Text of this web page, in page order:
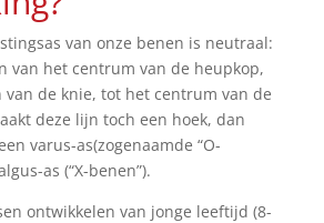
van onze benen is neutraal:
van het centrum van de heupkop,
de knie, tot het centrum van de
deze lijn toch een hoek, dan
varus-as(zogenaamde “O-
as (“X-benen”).
ontwikkelen van jonge leeftijd (8-